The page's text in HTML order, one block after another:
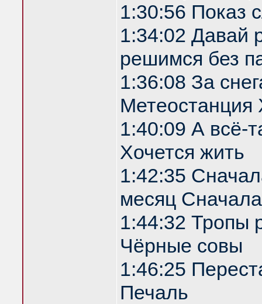
1:30:56 Показ
1:34:02 Давай
решимся без
1:36:08 За
Метеостанция
1:40:09 А всё-
Хочется жить
1:42:35
месяц
1:44:32 Тропы
Чёрные совы
1:46:25
Печаль